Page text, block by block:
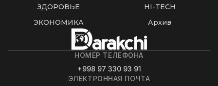
ЗДОРОВЬЕ
HI-TECH
ЭКОНОМИКА
Архив
НОМЕР ТЕЛЕФОНА
+998 97 330 93 91
ЭЛЕКТРОННАЯ ПОЧТА